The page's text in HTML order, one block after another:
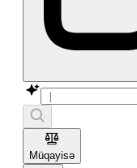
Müqayisə